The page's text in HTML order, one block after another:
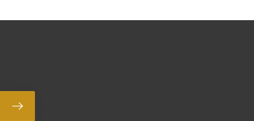
Abonneer